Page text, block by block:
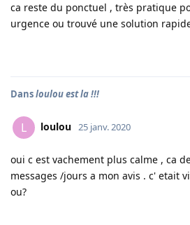
ca reste du ponctuel , très pratique
urgence ou trouvé une solution
Dansloulou est la !!!
L loulou 25 janv. 2020
oui c est vachement plus calme , ca
messages /jours a mon avis . c' etait
ou?